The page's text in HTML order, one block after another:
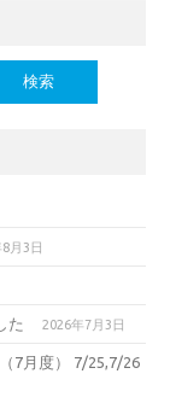
月3日
た 2026年7月3日
7月度） 7/25,7/26